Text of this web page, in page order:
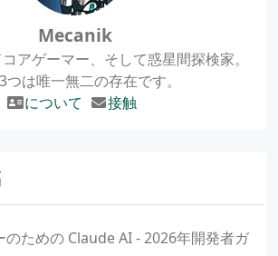
Mecanik
アゲーマー、そして惑星間探検家。
つは唯一無二の存在です。
について
接触
のための Claude AI - 2026年開発者ガ